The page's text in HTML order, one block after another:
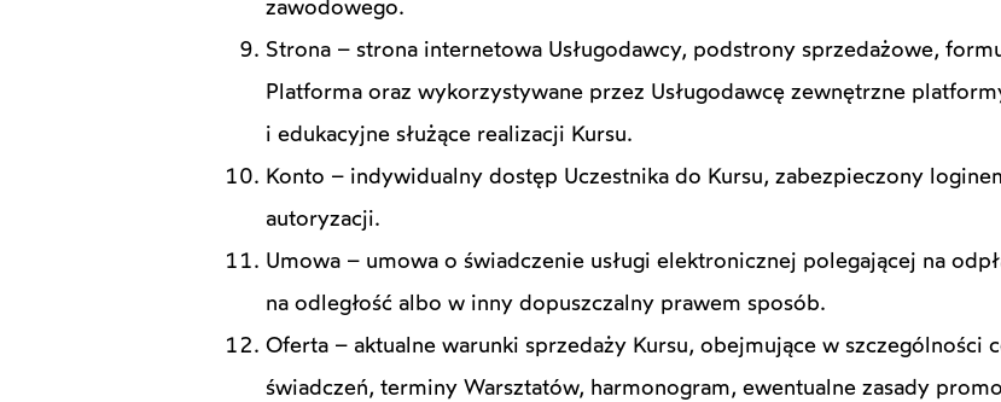
zawodowego.
Strona – strona internetowa Usługodawcy, podstrony sprzedażowe,
Platforma oraz wykorzystywane przez Usługodawcę zewnętrzne
i edukacyjne służące realizacji Kursu.
Konto – indywidualny dostęp Uczestnika do Kursu, zabezpieczony
autoryzacji.
Umowa – umowa o świadczenie usługi elektronicznej polegającej na
na odległość albo w inny dopuszczalny prawem sposób.
Oferta – aktualne warunki sprzedaży Kursu, obejmujące w szczególności
świadczeń, terminy Warsztatów, harmonogram, ewentualne zasady